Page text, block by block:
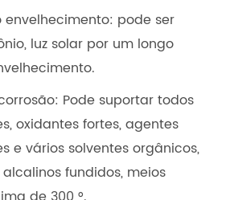
envelhecimento: pode ser
luz solar por um longo
Pode suportar todos
oxidantes fortes, agentes
e vários solventes orgânicos,
fundidos, meios